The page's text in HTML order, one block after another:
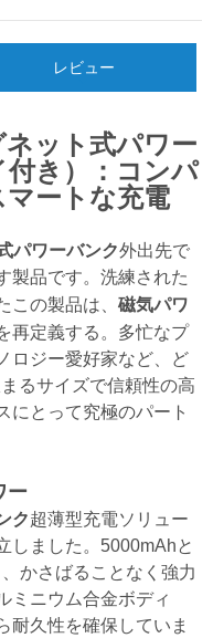
レビュー
ット式パワー
き）：コンパ
ートな充電
パワーバンク外出先で
製品です。洗練された
この製品は、 磁気パワ
再定義する。多忙なプ
ロジー愛好家など、ど
るサイズで信頼性の高
にとって究極のパート
ー
ク超薄型充電ソリュー
しました。5000mAhと
かさばることなく強力
ミニウム合金ボディ
耐久性を確保していま